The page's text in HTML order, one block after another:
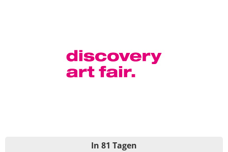
In 81 Tagen